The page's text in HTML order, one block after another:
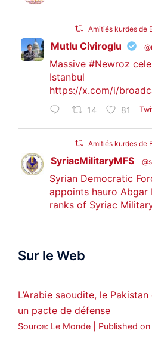
Amitiés kurdes de
Mutlu Civiroglu
Massive #Newroz
Istanbul
https://x.com/i/
14 81
Amitiés kurdes de
SyriacMilitaryMFS
Syrian Democratic
appoints hauro Abgar
ranks of Syriac
ܒܘܠܝܬܐ ܚܘܪܐ ܐܒܓܪ
Amitiés kurdes de
MedyaNews
Sur le Web
L’Arabie saoudite, le
un pacte de défense
Source: Le Monde Published